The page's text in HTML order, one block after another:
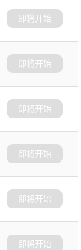
即将开始
即将开始
即将开始
即将开始
即将开始
即将开始